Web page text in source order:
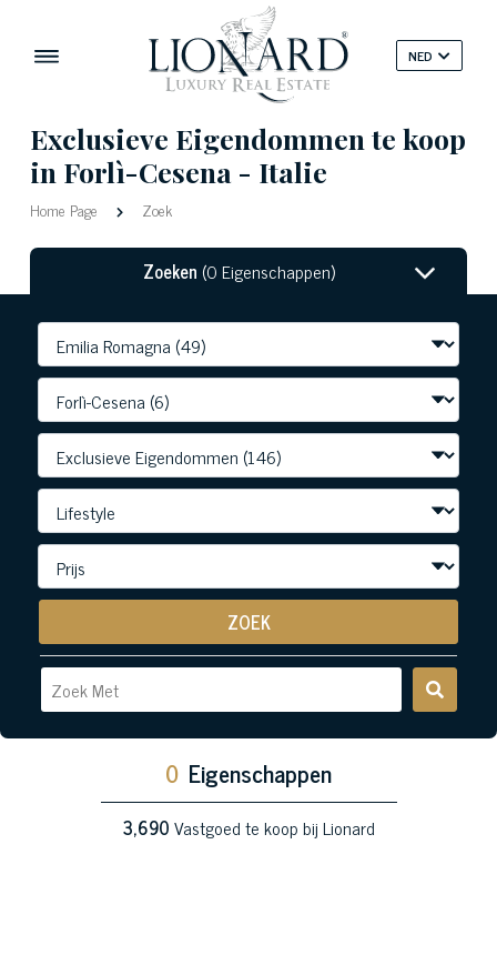
NED
Exclusieve Eigendommen te koop
in Forlì-Cesena - Italie
Home Page Zoek
Zoeken (0 Eigenschappen)
ZOEK
0 Eigenschappen
3,690Vastgoed te koop bij Lionard